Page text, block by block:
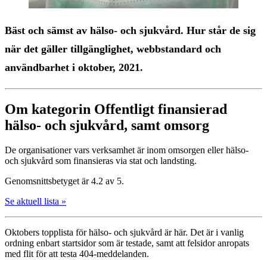
Bäst och sämst av hälso- och sjukvård. Hur står de sig
när det gäller tillgänglighet, webbstandard och
användbarhet i oktober, 2021.
Om kategorin Offentligt finansierad
hälso- och sjukvård, samt omsorg
De organisationer vars verksamhet är inom omsorgen eller hälso-
och sjukvård som finansieras via stat och landsting.
Genomsnittsbetyget är 4.2 av 5.
Se aktuell lista »
Oktobers topplista för hälso- och sjukvård är här. Det är i vanlig
ordning enbart startsidor som är testade, samt att felsidor anropats
med flit för att testa 404-meddelanden.